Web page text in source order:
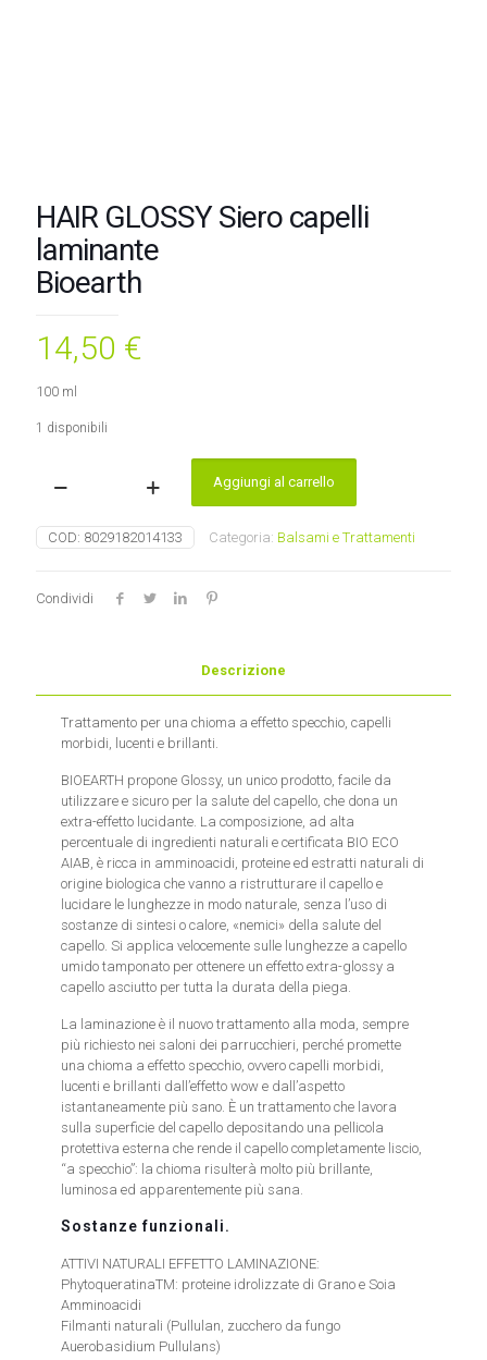
HAIR GLOSSY Siero capelli
laminante
Bioearth
14,50 €
100 ml
1 disponibili
HAIR
Siero
capelli
Bioearth
Aggiungi al carrello
COD: 8029182014133 Categoria: Balsami e Trattamenti
Condividi
Descrizione
Trattamento per una chioma a effetto specchio, capelli
morbidi, lucenti e brillanti.
BIOEARTH propone Glossy, un unico prodotto, facile da
utilizzare e sicuro per la salute del capello, che dona un
extra-effetto lucidante. La composizione, ad alta
percentuale di ingredienti naturali e certificata BIO ECO
AIAB, è ricca in amminoacidi, proteine ed estratti naturali di
origine biologica che vanno a ristrutturare il capello e
lucidare le lunghezze in modo naturale, senza l’uso di
sostanze di sintesi o calore, «nemici» della salute del
capello. Si applica velocemente sulle lunghezze a capello
umido tamponato per ottenere un effetto extra-glossy a
capello asciutto per tutta la durata della piega.
La laminazione è il nuovo trattamento alla moda, sempre
più richiesto nei saloni dei parrucchieri, perché promette
una chioma a effetto specchio, ovvero capelli morbidi,
lucenti e brillanti dall’effetto wow e dall’aspetto
istantaneamente più sano. È un trattamento che lavora
sulla superficie del capello depositando una pellicola
protettiva esterna che rende il capello completamente liscio,
“a specchio”: la chioma risulterà molto più brillante,
luminosa ed apparentemente più sana.
Sostanze funzionali.
ATTIVI NATURALI EFFETTO LAMINAZIONE:
PhytoqueratinaTM: proteine idrolizzate di Grano e Soia
Amminoacidi
Filmanti naturali (Pullulan, zucchero da fungo
Auerobasidium Pullulans)